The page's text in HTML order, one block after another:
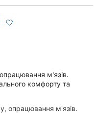
м'язів.
комфорту та
опрацювання м'язів.